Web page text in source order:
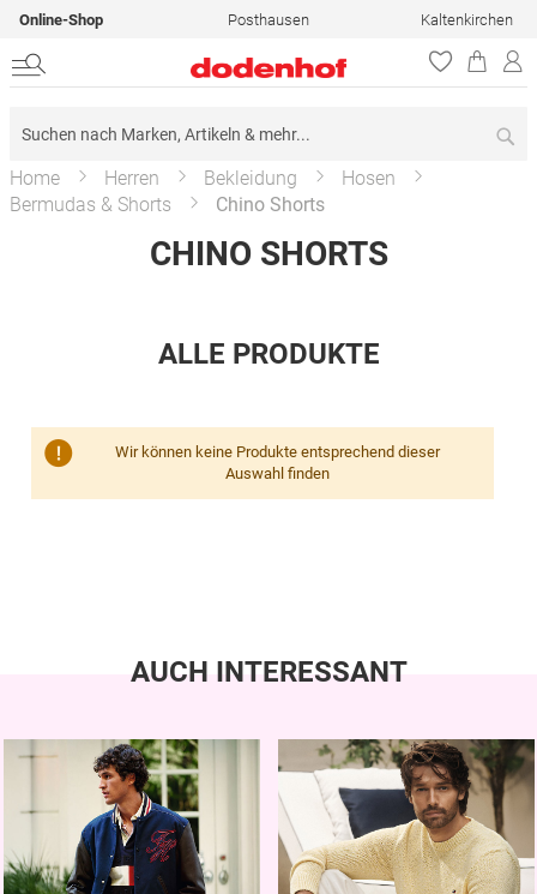
Online-Shop Posthausen Kaltenkirchen
Home Herren Bekleidung
Hosen
Bermudas & Shorts
Chino Shorts
CHINO SHORTS
ALLE PRODUKTE
Wir können keine Produkte entsprechend dieser
Auswahl finden
AUCH INTERESSANT